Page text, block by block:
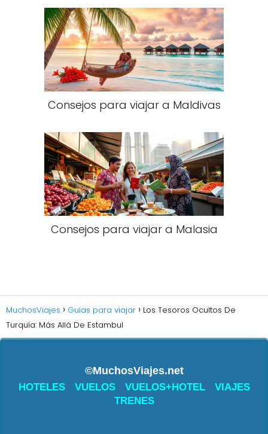
Consejos para viajar a Maldivas
Consejos para viajar a Malasia​
MuchosViajes Guías para viajar
Los Tesoros Ocultos De
Turquía: Más Allá De Estambul
©MuchosViajes.net
HOTELES VUELOS VUELOS+HOTEL
VIAJES
TRENES